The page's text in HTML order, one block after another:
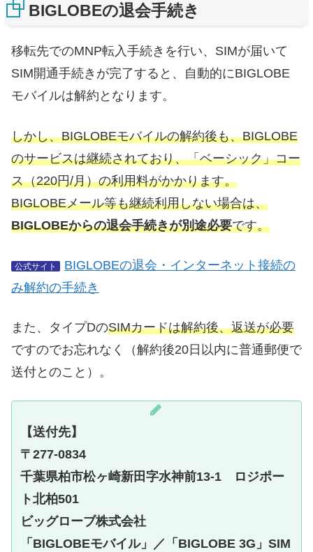
BIGLOBEの退会手続き
移転先でのMNP転入手続きを行い、SIMが届いて
SIM開通手続きが完了すると、自動的にBIGLOBE
モバイルは解約となります。
しかし、BIGLOBEモバイルの解約後も、BIGLOBE
のサービスは継続されており、「ベーシック」コー
ス（220円/月）の利用料がかかります。
BIGLOBEメール等も継続利用しない場合は、
BIGLOBEからの退会手続きが別途必要です。
公式サイト
BIGLOBEの退会・インターネット接続の
み解約の手続き
また、タイプDのSIMカードは解約後、返送が必要
ですのでお忘れなく（解約後20日以内に普通郵便で
送付とのこと）。
【送付先】
〒277-0834
千葉県柏市松ヶ崎新田字水神前13-1 ロジポー
ト北柏501
ビッグローブ株式会社
「BIGLOBEモバイル」／「BIGLOBE 3G」SIM